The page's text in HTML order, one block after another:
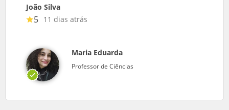
João Silva
5 11 dias atrás
Maria Eduarda
Professor de Ciências